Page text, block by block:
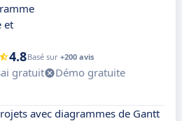
et
4.8Basé sur +200 avis
gratuit
Démo gratuite
avec diagrammes de Gantt